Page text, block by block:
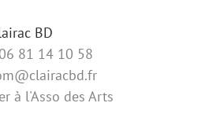
BD
81 14 10 58
à l'Asso des Arts